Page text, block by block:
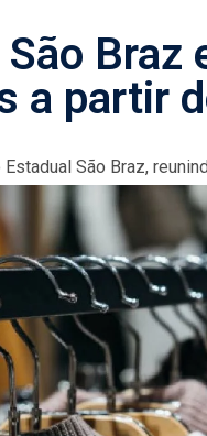
Braz
a partir
São Braz,
uma iniciativa...